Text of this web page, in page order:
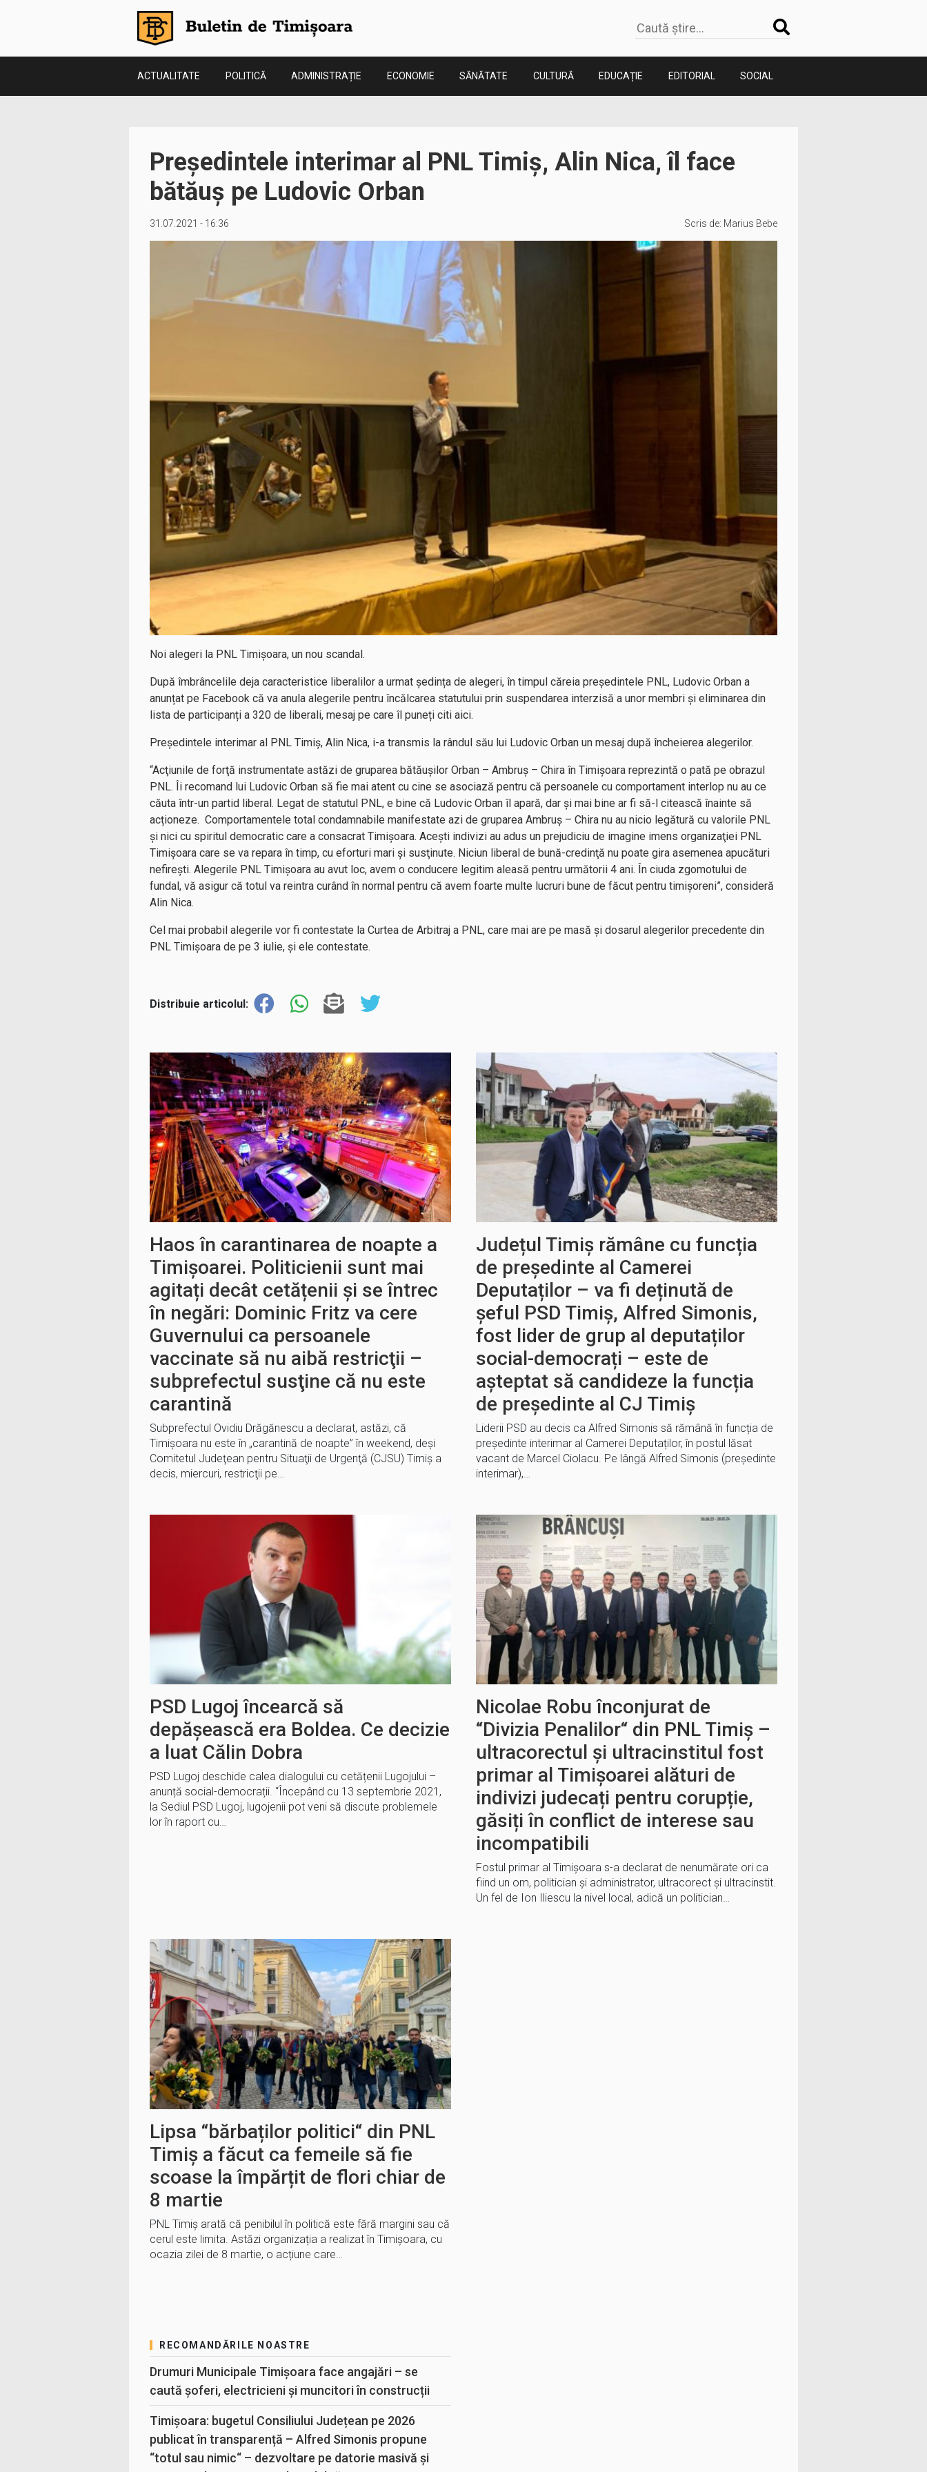
ACTUALITATE POLITICĂ ADMINISTRAȚIE ECONOMIE SĂNĂTATE CULTURĂ EDUCAȚIE EDITORIAL SOCIAL
Președintele interimar al PNL Timiș, Alin Nica, îl face
bătăuș pe Ludovic Orban
31.07.2021 - 16:36 Scris de: Marius Bebe
Noi alegeri la PNL Timișoara, un nou scandal.
După îmbrâncelile deja caracteristice liberalilor a urmat ședința de alegeri, în timpul căreia președintele PNL, Ludovic Orban a
anunțat pe Facebook că va anula alegerile pentru încălcarea statutului prin suspendarea interzisă a unor membri și eliminarea din
lista de participanți a 320 de liberali, mesaj pe care îl puneți citi aici.
Președintele interimar al PNL Timiș, Alin Nica, i-a transmis la rândul său lui Ludovic Orban un mesaj după încheierea alegerilor.
“Acţiunile de forţă instrumentate astăzi de gruparea bătăușilor Orban – Ambruș – Chira în Timișoara reprezintă o pată pe obrazul
PNL. Îi recomand lui Ludovic Orban să fie mai atent cu cine se asociază pentru că persoanele cu comportament interlop nu au ce
căuta într-un partid liberal. Legat de statutul PNL, e bine că Ludovic Orban îl apară, dar și mai bine ar fi să-l citească înainte să
acționeze. Comportamentele total condamnabile manifestate azi de gruparea Ambruș – Chira nu au nicio legătură cu valorile PNL
și nici cu spiritul democratic care a consacrat Timișoara. Acești indivizi au adus un prejudiciu de imagine imens organizaţiei PNL
Timișoara care se va repara în timp, cu eforturi mari și susţinute. Niciun liberal de bună-credinţă nu poate gira asemenea apucături
nefirești. Alegerile PNL Timișoara au avut loc, avem o conducere legitim aleasă pentru următorii 4 ani. În ciuda zgomotului de
fundal, vă asigur că totul va reintra curând în normal pentru că avem foarte multe lucruri bune de făcut pentru timișoreni”, consideră
Alin Nica.
Cel mai probabil alegerile vor fi contestate la Curtea de Arbitraj a PNL, care mai are pe masă și dosarul alegerilor precedente din
PNL Timișoara de pe 3 iulie, și ele contestate.
Distribuie articolul:
Haos în carantinarea de noapte a
Timișoarei. Politicienii sunt mai
agitați decât cetățenii și se întrec
în negări: Dominic Fritz va cere
Guvernului ca persoanele
vaccinate să nu aibă restricţii –
subprefectul susţine că nu este
carantină
Subprefectul Ovidiu Drăgănescu a declarat, astăzi, că
Timişoara nu este în „carantină de noapte” în weekend, deşi
Comitetul Judeţean pentru Situaţii de Urgenţă (CJSU) Timiş a
decis, miercuri, restricţii pe…
Județul Timiș rămâne cu funcția
de președinte al Camerei
Deputaților – va fi deținută de
șeful PSD Timiș, Alfred Simonis,
fost lider de grup al deputaților
social-democrați – este de
așteptat să candideze la funcția
de președinte al CJ Timiș
Liderii PSD au decis ca Alfred Simonis să rămână în funcția de
președinte interimar al Camerei Deputaților, în postul lăsat
vacant de Marcel Ciolacu. Pe lângă Alfred Simonis (preşedinte
interimar),…
PSD Lugoj încearcă să
depășească era Boldea. Ce decizie
a luat Călin Dobra
PSD Lugoj deschide calea dialogului cu cetățenii Lugojului –
anunță social-democrații. “Începând cu 13 septembrie 2021,
la Sediul PSD Lugoj, lugojenii pot veni să discute problemele
lor în raport cu…
Nicolae Robu înconjurat de
“Divizia Penalilor“ din PNL Timiș –
ultracorectul și ultracinstitul fost
primar al Timișoarei alături de
indivizi judecați pentru corupție,
găsiți în conflict de interese sau
incompatibili
Fostul primar al Timișoara s-a declarat de nenumărate ori ca
fiind un om, politician și administrator, ultracorect și ultracinstit.
Un fel de Ion Iliescu la nivel local, adică un politician…
Lipsa “bărbaților politici“ din PNL
Timiș a făcut ca femeile să fie
scoase la împărțit de flori chiar de
8 martie
PNL Timiș arată că penibilul în politică este fără margini sau că
cerul este limita. Astăzi organizația a realizat în Timișoara, cu
ocazia zilei de 8 martie, o acțiune care…
RECOMANDĂRILE NOASTRE
Drumuri Municipale Timișoara face angajări – se
caută șoferi, electricieni și muncitori în construcții
Timișoara: bugetul Consiliului Județean pe 2026
publicat în transparență – Alfred Simonis propune
“totul sau nimic“ – dezvoltare pe datorie masivă și